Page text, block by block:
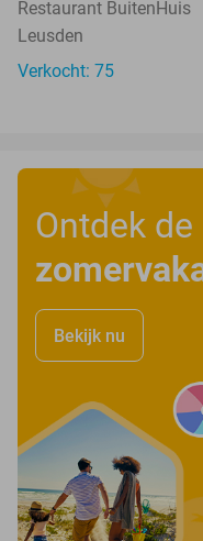
Restaurant BuitenHuis
Leusden
Verkocht: 75
Ontdek
Bekijk nu